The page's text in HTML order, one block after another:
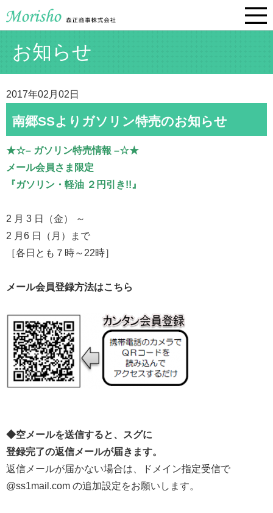
お知らせ
2017年02月02日
南郷SSよりガソリン特売のお知らせ
★☆– ガソリン特売情報 –☆★
メール会員さま限定
『ガソリン・軽油 ２円引き!!』
2 月 3 日（金） ～
2 月6 日（月）まで
［各日とも７時～22時］
メール会員登録方法はこちら
◆空メールを送信すると、スグに
登録完了の返信メールが届きます。
返信メールが届かない場合は、ドメイン指定受信で
@ss1mail.com の追加設定をお願いします。